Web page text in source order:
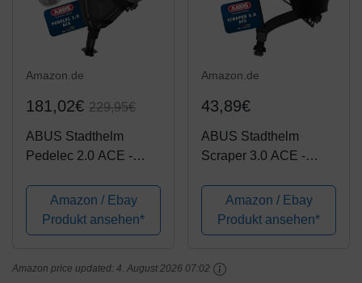
Amazon.de
181,02€ 229,95€
ABUS Stadthelm
Pedelec 2.0 ACE -
Rücklicht, Visier,
Regenhaube,
Ohrenschutz - für
Schwarz Matt, Größe L
Amazon / Ebay
Produkt ansehen*
Amazon.de
43,89€
ABUS Stadthelm
Scraper 3.0 ACE -
für den Stadtverkehr -
für Damen und Herren -
Schwarz Matt, Größe M
Amazon / Ebay
Produkt ansehen*
Amazon price updated: 4. August 2026 07:02